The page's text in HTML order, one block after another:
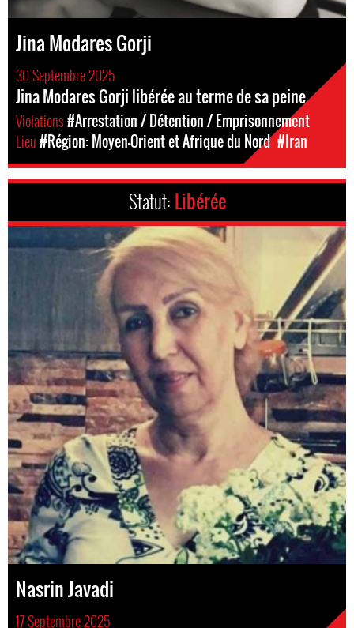
Jina Modares Gorji
30 Septembre 2025
Jina Modares Gorji libérée au terme de sa peine
Violations#Arrestation / Détention / Emprisonnement
Lieu#Région: Moyen-Orient et Afrique du Nord #Iran
Statut: Libérée
Nasrin Javadi
17 Septembre 2025